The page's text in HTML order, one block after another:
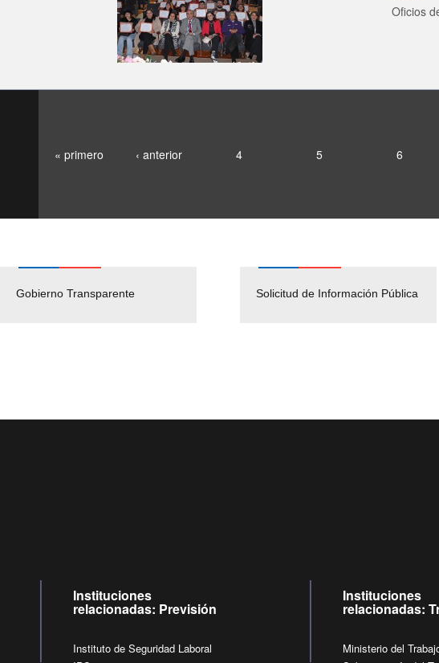
Oficios
« primero ‹ anterior 4 5 6
Gobierno Transparente Solicitud de Información Pública
Pago Proveedores
Empleos
Instituciones
relacionadas: Previsión
Instituto de Seguridad Laboral
Instituciones
relacionadas:
Ministerio del